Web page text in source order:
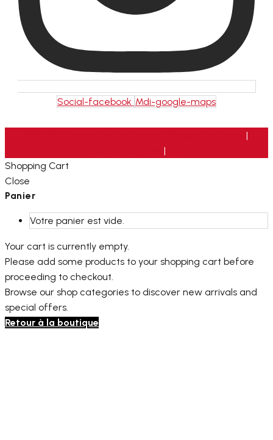
Social-facebook Mdi-google-maps
|
|
Shopping Cart
Close
Panier
Votre panier est vide.
Your cart is currently empty.
Please add some products to your shopping cart before
proceeding to checkout.
Browse our shop categories to discover new arrivals and
special offers.
Retour à la boutique